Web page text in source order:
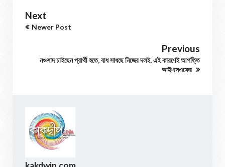
Next
Newer Post
Previous
নওশাদ চাইছেন প্রার্থী হতে, বাধ সাধছে নিজের দলই, এই কারণেই আপত্তি
আইএসএফের